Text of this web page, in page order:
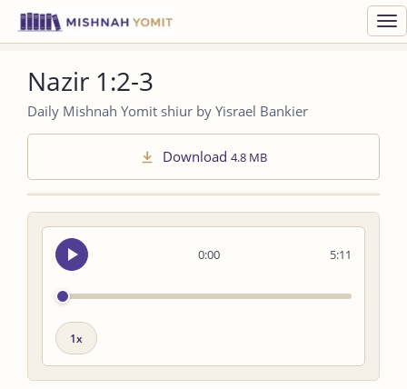
Nazir 1:2-3
Daily Mishnah Yomit shiur by Yisrael Bankier
Download 4.8 MB
0:00
Seek
audio
5:11
Playback